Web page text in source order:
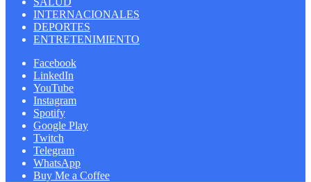
INTERNACIONALES
DEPORTES
ENTRETENIMIENTO
Facebook
LinkedIn
YouTube
Instagram
Spotify
Google Play
Twitch
Telegram
WhatsApp
Buy Me a Coffee